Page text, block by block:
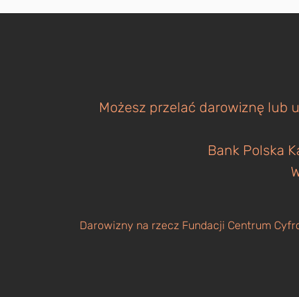
Możesz przelać darowiznę lub
Bank Polska
Darowizny na rzecz Fundacji Centrum